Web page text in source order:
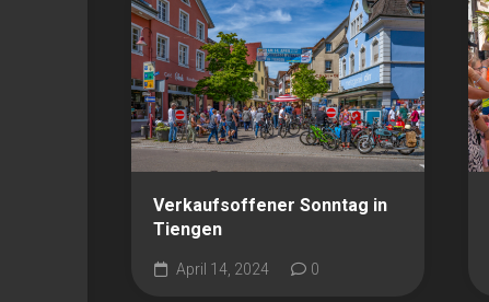
Verkaufsoffener Sonntag in
Tiengen
April 14, 2024 0